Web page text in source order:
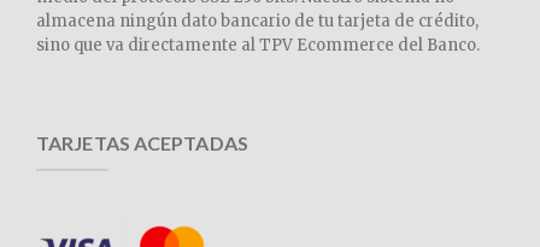
almacena ningún dato bancario de tu tarjeta de crédito,
sino que va directamente al TPV Ecommerce del Banco.
TARJETAS ACEPTADAS